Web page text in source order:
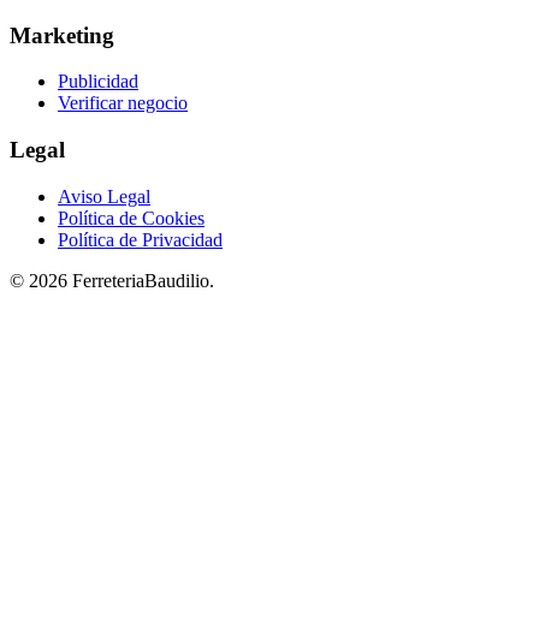
Marketing
Publicidad
Verificar negocio
Legal
Aviso Legal
Política de Cookies
Política de Privacidad
© 2026 FerreteriaBaudilio.